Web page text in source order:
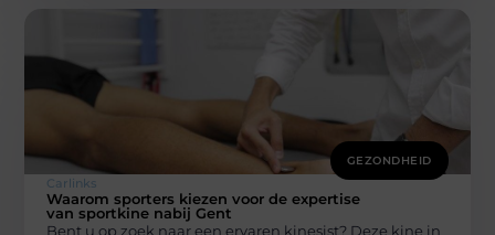
GEZONDHEID
Carlinks
Waarom sporters kiezen voor de expertise
van sportkine nabij Gent
Bent u op zoek naar een ervaren kinesist? Deze kine in